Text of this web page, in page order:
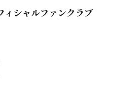
シャルファンクラブ